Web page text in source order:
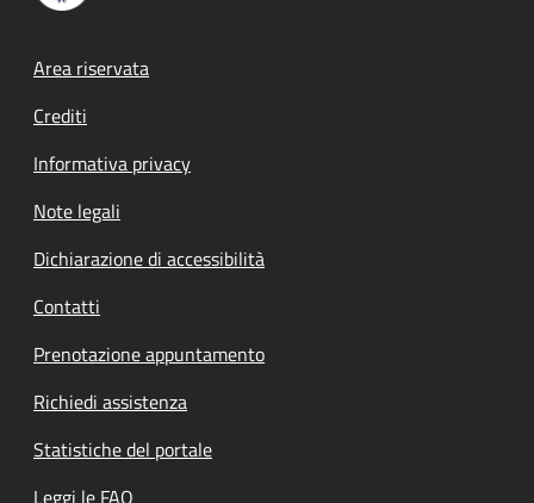
Footer menu
Area riservata
Crediti
Informativa privacy
Note legali
Dichiarazione di accessibilità
Contatti
Prenotazione appuntamento
Richiedi assistenza
Statistiche del portale
Leggi le FAQ